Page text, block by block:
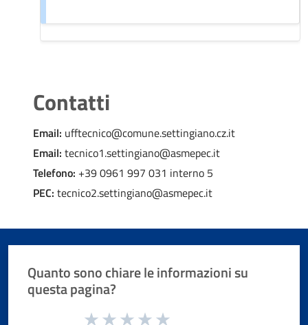
Contatti
Email: ufftecnico@comune.settingiano.cz.it
Email: tecnico1.settingiano@asmepec.it
Telefono: +39 0961 997 031 interno 5
PEC: tecnico2.settingiano@asmepec.it
Quanto sono chiare le informazioni su
questa pagina?
Valuta da 1 a 5 stelle la pagina